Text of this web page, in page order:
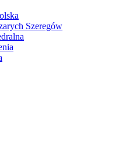
Szeregów